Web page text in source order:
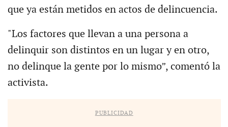
que ya están metidos en actos de delincuencia.
"Los factores que llevan a una persona a
delinquir son distintos en un lugar y en otro,
no delinque la gente por lo mismo”, comentó la
activista.
PUBLICIDAD